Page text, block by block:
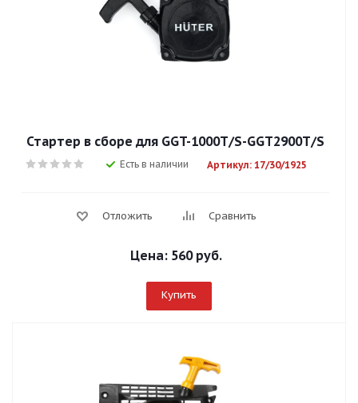
Стартер в сборе для GGT-1000T/S-GGT2900T/S
Есть в наличии Артикул: 17/30/1925
Отложить Сравнить
Цена: 560 руб.
Купить